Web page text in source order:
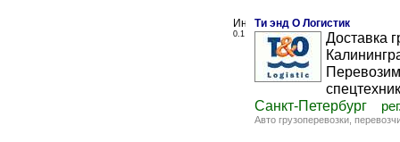
0.1
Ти энд О Логистик
Доставка
Санкт-Петербург
Авто грузоперевозки,